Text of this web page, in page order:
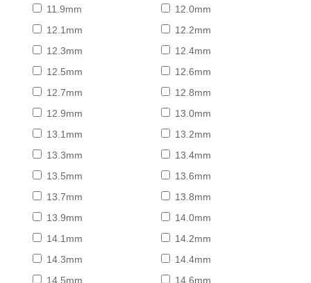
11.9mm
12.0mm
12.1mm
12.2mm
12.3mm
12.4mm
12.5mm
12.6mm
12.7mm
12.8mm
12.9mm
13.0mm
13.1mm
13.2mm
13.3mm
13.4mm
13.5mm
13.6mm
13.7mm
13.8mm
13.9mm
14.0mm
14.1mm
14.2mm
14.3mm
14.4mm
14.5mm
14.6mm